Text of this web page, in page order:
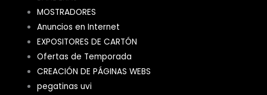
MOSTRADORES
Anuncios en Internet
EXPOSITORES DE CARTÓN
Ofertas de Temporada
CREACIÓN DE PÁGINAS WEBS
pegatinas uvi